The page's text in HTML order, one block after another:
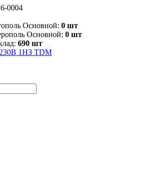
0004
Основной: 0 шт
Основной: 0 шт
690 шт
1НЗ TDM